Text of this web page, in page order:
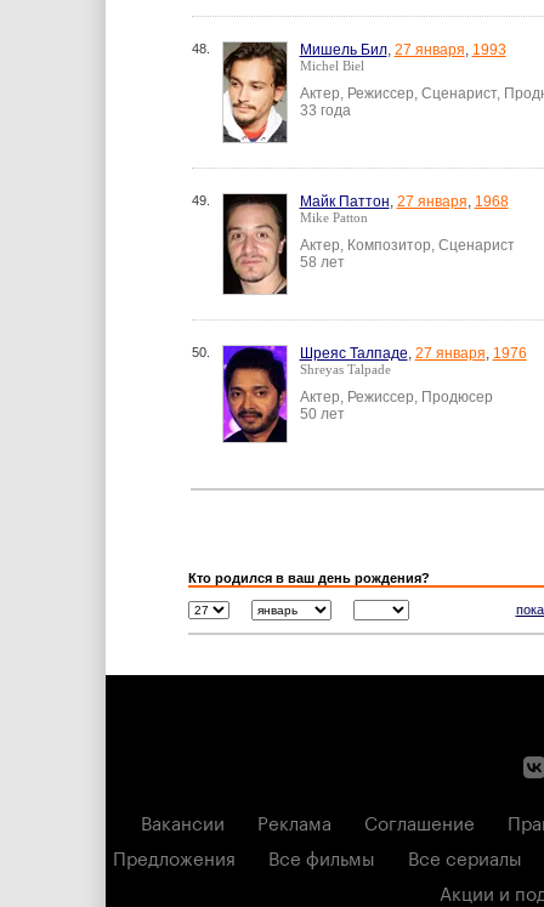
48. Мишель Бил, 27 января, 1993
Michel Biel
Актер, Режиссер, Сценарист,
33 года
49. Майк Паттон, 27 января, 1968
Mike Patton
Актер, Композитор, Сценарист
58 лет
50. Шреяс Талпаде, 27 января, 1976
Shreyas Talpade
Актер, Режиссер, Продюсер
50 лет
Кто родился в ваш день рождения?
Вакансии Реклама Соглашение
Предложения
Все фильмы
Все сериалы
Акции и